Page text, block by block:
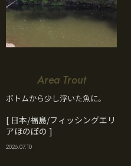
Area Trout
ボトムから少し浮いた魚に。
[ 日本/福島/フィッシングエリ
アほのぼの ]
2026.07.10